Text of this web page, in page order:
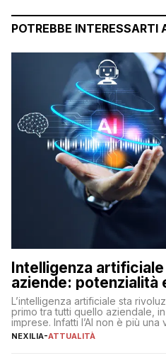
POTREBBE INTERESSARTI
Intelligenza
aziende: potenzialità
L’intelligenza artificiale sta
primo tra tutti quello aziendale,
imprese. Infatti l’AI non è più
realtà operativa che sta
NEXILIA-ATTUALITÀ